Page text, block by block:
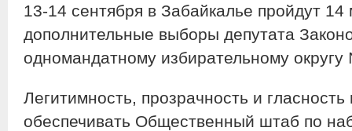
13-14 сентября в Забайкалье пройдут
дополнительные выборы депутата
одномандатному избирательному
Легитимность, прозрачность и
обеспечивать Общественный штаб по